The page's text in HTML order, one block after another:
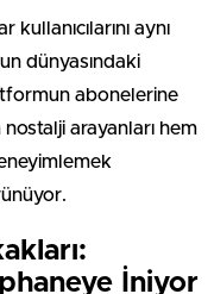
aynı
dünyasındaki
abonelerine
arayanları hem
İniyor